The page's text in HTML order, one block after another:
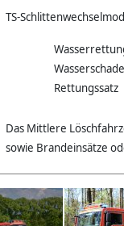
TS-
Rettungssatz
Das Mittlere
sowie Brandeinsätze